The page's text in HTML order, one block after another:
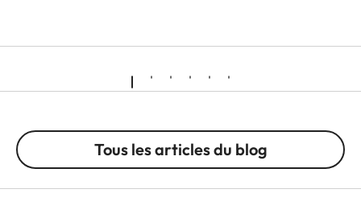
Tous les articles du blog